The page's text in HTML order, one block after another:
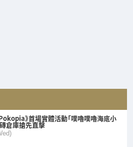
》首場實體活動「噗嚕噗嚕海底小
倉庫搶先直擊